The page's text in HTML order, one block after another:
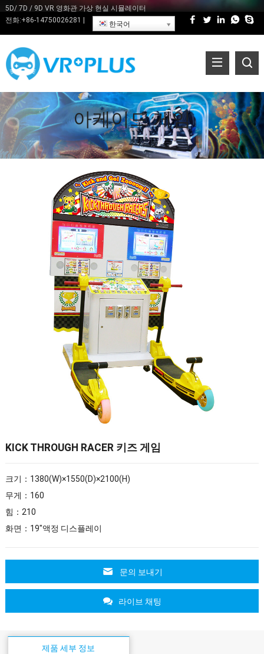
5D/ 7D / 9D VR 영화관 가상 현실 시뮬레이터
전화:+86-14750026281 | 한국어
아케이드 게임
KICK THROUGH RACER 키즈 게임
크기：1380(W)×1550(D)×2100(H)
무게：160
힘：210
화면：19″액정 디스플레이
문의 보내기
라이브 채팅
제품 세부 정보